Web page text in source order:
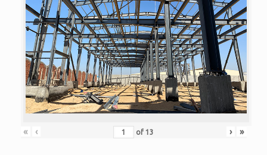
« ‹ of 13 › »